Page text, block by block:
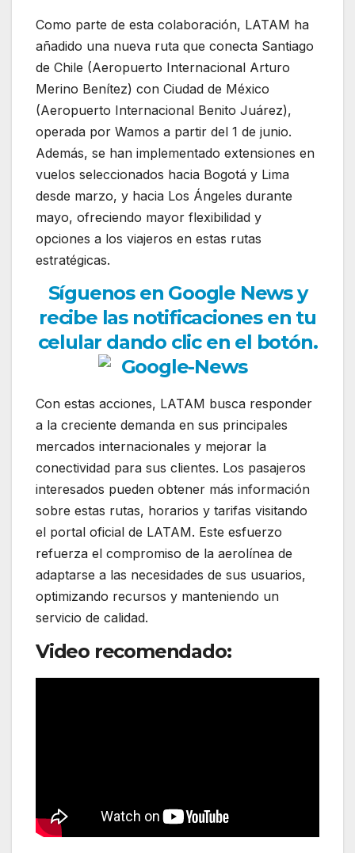
Como parte de esta colaboración, LATAM ha
añadido una nueva ruta que conecta Santiago
de Chile (Aeropuerto Internacional Arturo
Merino Benítez) con Ciudad de México
(Aeropuerto Internacional Benito Juárez),
operada por Wamos a partir del 1 de junio.
Además, se han implementado extensiones en
vuelos seleccionados hacia Bogotá y Lima
desde marzo, y hacia Los Ángeles durante
mayo, ofreciendo mayor flexibilidad y
opciones a los viajeros en estas rutas
estratégicas.
Síguenos en Google News y
recibe las notificaciones en tu
celular dando clic en el botón.
Con estas acciones, LATAM busca responder
a la creciente demanda en sus principales
mercados internacionales y mejorar la
conectividad para sus clientes. Los pasajeros
interesados pueden obtener más información
sobre estas rutas, horarios y tarifas visitando
el portal oficial de LATAM. Este esfuerzo
refuerza el compromiso de la aerolínea de
adaptarse a las necesidades de sus usuarios,
optimizando recursos y manteniendo un
servicio de calidad.
Video recomendado: